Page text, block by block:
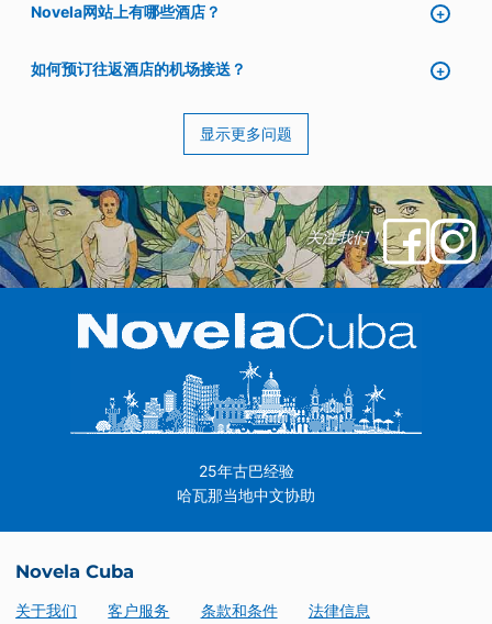
Novela网站上有哪些酒店？
如何预订往返酒店的机场接送？
显示更多问题
关注我们！
25年古巴经验
哈瓦那当地中文协助
Novela Cuba
关于我们 客户服务 条款和条件 法律信息